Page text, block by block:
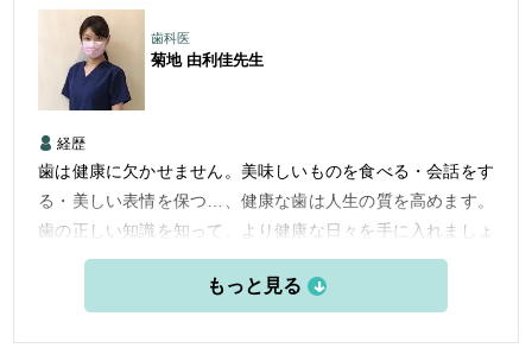
歯科医
菊地 由利佳先生
経歴
歯は健康に欠かせません。美味しいものを食べる・会話をす
る・美しい表情を保つ…、健康な歯は人生の質を高めます。
歯の正しい知識を知って、より健康な日々を手に入れましょ